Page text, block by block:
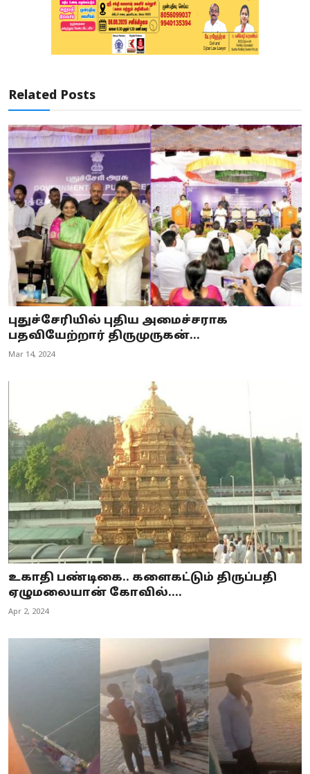
Related Posts
புதுச்சேரியில் புதிய அமைச்சராக
பதவியேற்றார் திருமுருகன்...
Mar 14, 2024
உகாதி பண்டிகை.. களைகட்டும் திருப்பதி
ஏழுமலையான் கோவில்....
Apr 2, 2024